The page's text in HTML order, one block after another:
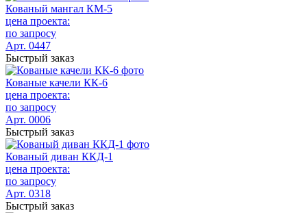
Кованый мангал КМ-5
цена проекта:
по запросу
Арт. 0447
Быстрый заказ
Кованые качели КК-6
цена проекта:
по запросу
Арт. 0006
Быстрый заказ
Кованый диван ККД-1
цена проекта:
по запросу
Арт. 0318
Быстрый заказ